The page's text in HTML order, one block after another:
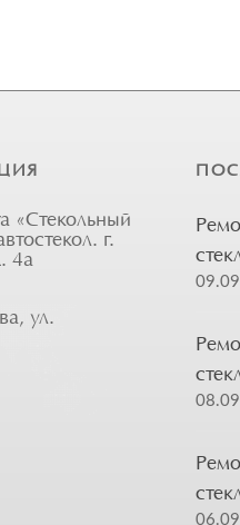
«Стекольный
г.
4а
ул.